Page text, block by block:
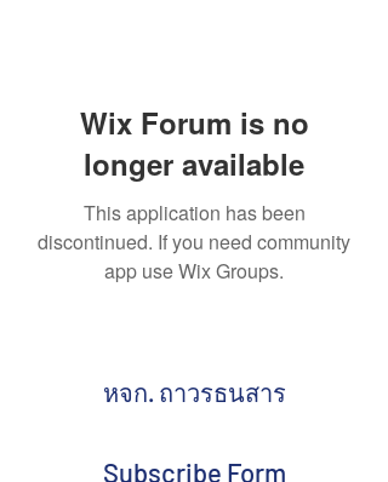
Wix Forum is no
longer available
This application has been
discontinued. If you need community
app use Wix Groups.
หจก. ถาวรธนสาร
Subscribe Form